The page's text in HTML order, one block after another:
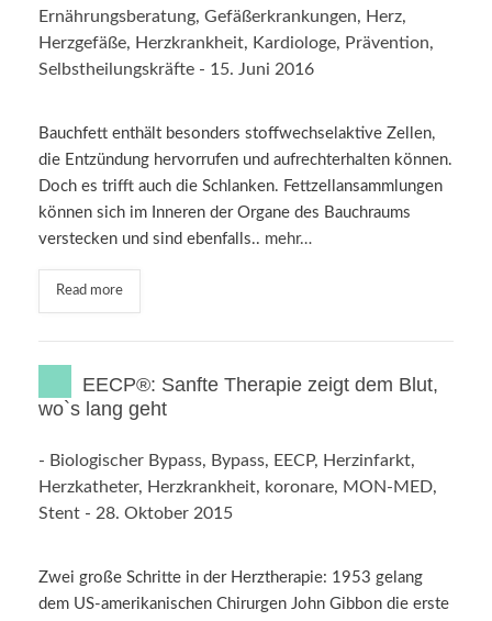
Ernährungsberatung, Gefäßerkrankungen, Herz,
Herzgefäße, Herzkrankheit, Kardiologe, Prävention,
Selbstheilungskräfte - 15. Juni 2016
Bauchfett enthält besonders stoffwechselaktive Zellen,
die Entzündung hervorrufen und aufrechterhalten können.
Doch es trifft auch die Schlanken. Fettzellansammlungen
können sich im Inneren der Organe des Bauchraums
verstecken und sind ebenfalls.. mehr…
Read more
EECP®: Sanfte Therapie zeigt dem Blut,
wo`s lang geht
- Biologischer Bypass, Bypass, EECP, Herzinfarkt,
Herzkatheter, Herzkrankheit, koronare, MON-MED,
Stent - 28. Oktober 2015
Zwei große Schritte in der Herztherapie: 1953 gelang
dem US-amerikanischen Chirurgen John Gibbon die erste